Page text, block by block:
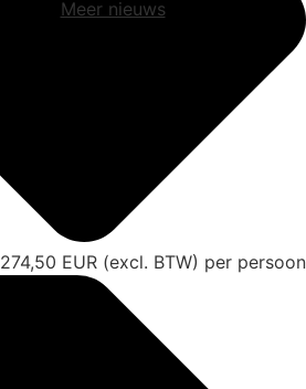
Meer nieuws
274,50 EUR (excl. BTW) per persoon